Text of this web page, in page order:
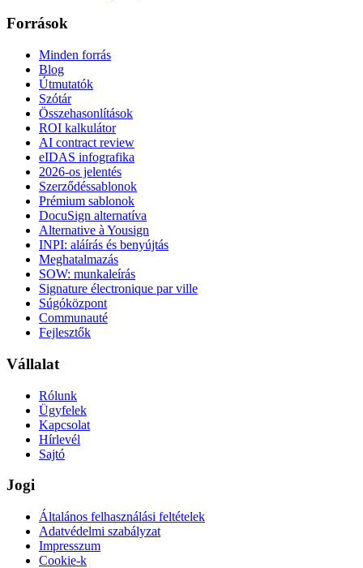
Források
Minden forrás
Blog
Útmutatók
Szótár
Összehasonlítások
ROI kalkulátor
AI contract review
eIDAS infografika
2026-os jelentés
Szerződéssablonok
Prémium sablonok
DocuSign alternatíva
Alternative à Yousign
INPI: aláírás és benyújtás
Meghatalmazás
SOW: munkaleírás
Signature électronique par ville
Súgóközpont
Communauté
Fejlesztők
Vállalat
Rólunk
Ügyfelek
Kapcsolat
Hírlevél
Sajtó
Jogi
Általános felhasználási feltételek
Adatvédelmi szabályzat
Impresszum
Cookie-k